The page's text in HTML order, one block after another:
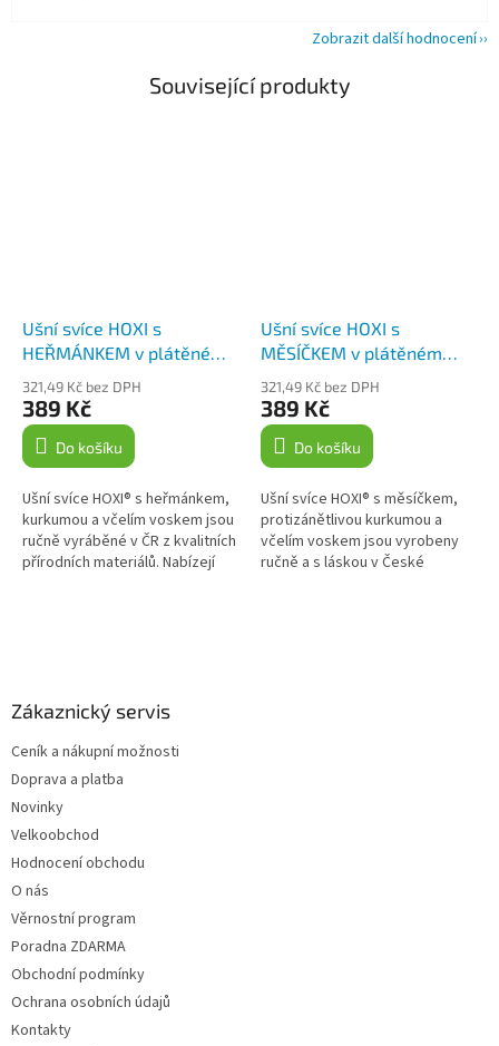
Zobrazit další hodnocení
Související produkty
Ušní svíce HOXI s
HEŘMÁNKEM v plátěném
pytlíku 10ks
321,49 Kč bez DPH
389 Kč
Do košíku
Ušní svíce HOXI® s heřmánkem,
kurkumou a včelím voskem jsou
ručně vyráběné v ČR z kvalitních
přírodních materiálů. Nabízejí
Ušní svíce HOXI s
MĚSÍČKEM v plátěném
pytlíku 10ks
321,49 Kč bez DPH
389 Kč
Do košíku
Ušní svíce HOXI® s měsíčkem,
protizánětlivou kurkumou a
včelím voskem jsou vyrobeny
ručně a s láskou v České
Zákaznický servis
Ceník a nákupní možnosti
Doprava a platba
Novinky
Velkoobchod
Hodnocení obchodu
O nás
Věrnostní program
Poradna ZDARMA
Obchodní podmínky
Ochrana osobních údajů
Kontakty